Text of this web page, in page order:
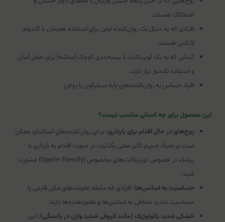
اصطکاک هستند.
افرادی که به دنبال یک روان‌کننده ایمن برای استفاده همزمان با کاندوم
لاتکس هستند.
کسانی که به یک لوبریکانت با بسته‌بندی کوچک (ساشه) برای حمل آسان
و استفاده تک‌دوز نیاز دارند.
افراد حساس به روان‌کننده‌های پایه سیلیکون یا روغن.
این محصول برای چه کسانی مناسب نیست؟
زوج‌های در حال اقدام برای بارداری: برخی روان‌کننده‌های استاندارد ممکن
است بر تحرک اسپرم تأثیر منفی بگذارند؛ در صورت اقدام به بارداری با
پزشک در خصوص لوبریکانت‌های مخصوص (Sperm-friendly) مشورت
کنید.
حساسیت به اسانس‌ها: افرادی که سابقه عفونت‌های مکرر قارچی یا
حساسیت شدید مخاطی به اسانس‌ها و طعم‌دهنده‌ها دارند.
خشکی شدید پاتولوژیک (مانند آتروفی شدید واژن در یائسگی): این